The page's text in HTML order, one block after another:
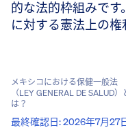
的な法的枠組みで
に対する憲法上の権
メキシコにおける保健一般法
（LEY GENERAL DE SALUD）
は？
最終確認日:2026年7月27